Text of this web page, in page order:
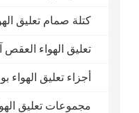
كتلة صمام تعليق
تعليق الهواء العقص
أجزاء تعليق الهواء
مجموعات تعليق